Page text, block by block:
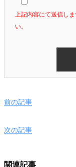
上記内容にて送信し
い。
前の記事
次の記事
関連記事